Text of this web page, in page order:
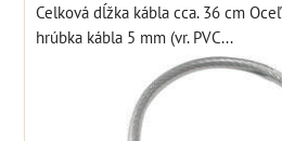
Celková dĺžka kábla cca. 36 cm Oceľ
hrúbka kábla 5 mm (vr. PVC...